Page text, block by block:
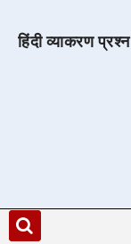
हिंदी व्याकरण प्रश्न